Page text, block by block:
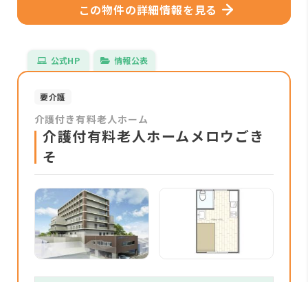
この物件の詳細情報を見る
公式HP 情報公表
要介護
介護付き有料老人ホーム
介護付有料老人ホームメロウごき
そ